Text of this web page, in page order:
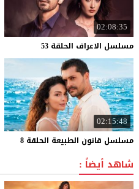
02:08:35
مسلسل الاعراف الحلقة 53
02:15:48
مسلسل قانون الطبيعة الحلقة 8
شاهد أيضاً :